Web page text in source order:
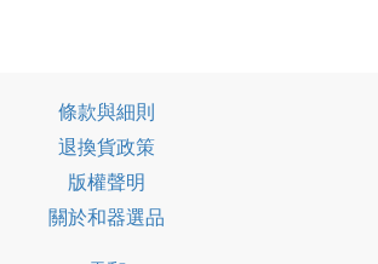
條款與細則
退換貨政策
版權聲明
關於和器選品